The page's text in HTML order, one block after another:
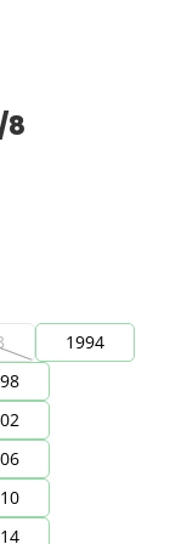
8
le moment.)
pas disponible pour le
option n'est pas
1994